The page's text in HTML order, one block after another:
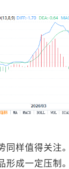
同样值得关注
形成一定压制